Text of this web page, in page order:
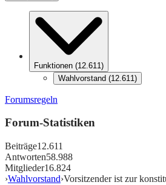
Funktionen (12.611)
Wahlvorstand (12.611)
Forumsregeln
Forum-Statistiken
Beiträge12.611
Antworten58.988
Mitglieder16.824
›Wahlvorstand›Vorsitzender ist zur